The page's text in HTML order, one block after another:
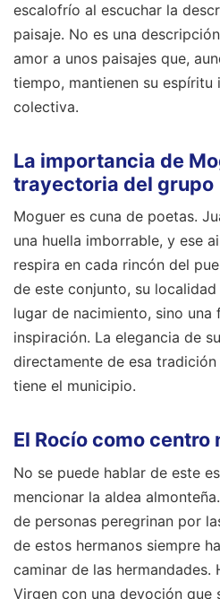
paisaje. No es una
amor a unos paisajes que,
tiempo, mantienen su espíritu
colectiva.
trayectoria del grupo
Moguer es cuna de poetas.
una huella imborrable, y ese
respira en cada rincón del
de este conjunto, su
lugar de nacimiento, sino
inspiración. La elegancia de
directamente de esa tradición
tiene el municipio.
No se puede hablar de este
mencionar la aldea
de personas peregrinan por
de estos hermanos siempre
caminar de las hermandades.
Virgen con una devoción que
posturas impostadas. Sus